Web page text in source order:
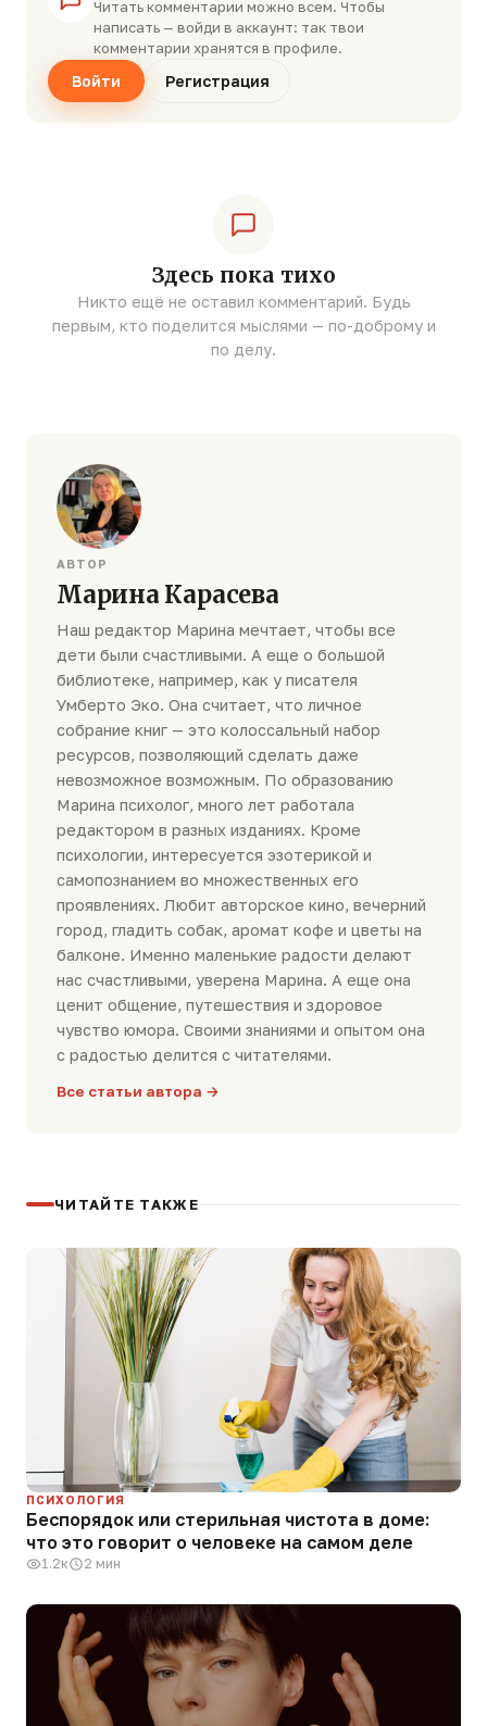
Читать комментарии можно всем. Чтобы
написать — войди в аккаунт: так твои
комментарии хранятся в профиле.
Войти Регистрация
Здесь пока тихо
Никто ещё не оставил комментарий. Будь
первым, кто поделится мыслями — по-доброму и
по делу.
АВТОР
Марина Карасева
Наш редактор Марина мечтает, чтобы все
дети были счастливыми. А еще о большой
библиотеке, например, как у писателя
Умберто Эко. Она считает, что личное
собрание книг — это колоссальный набор
ресурсов, позволяющий сделать даже
невозможное возможным. По образованию
Марина психолог, много лет работала
редактором в разных изданиях. Кроме
психологии, интересуется эзотерикой и
самопознанием во множественных его
проявлениях. Любит авторское кино, вечерний
город, гладить собак, аромат кофе и цветы на
балконе. Именно маленькие радости делают
нас счастливыми, уверена Марина. А еще она
ценит общение, путешествия и здоровое
чувство юмора. Своими знаниями и опытом она
с радостью делится с читателями.
Все статьи автора →
ЧИТАЙТЕ ТАКЖЕ
ПСИХОЛОГИЯ
Беспорядок или стерильная чистота в доме:
что это говорит о человеке на самом деле
1.2к 2 мин